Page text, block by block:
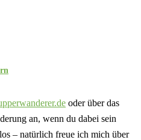
oder über das
an, wenn du dabei sein
– natürlich freue ich mich über